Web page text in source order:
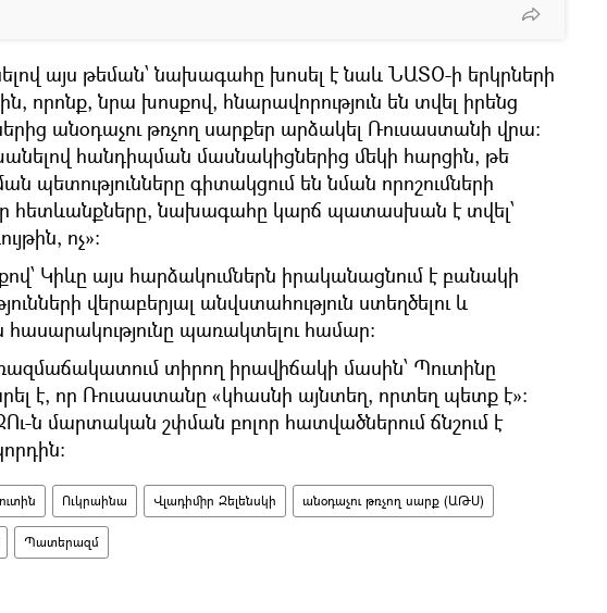
այս թեման՝ նախագահը խոսել է նաև ՆԱՏՕ-ի երկրների
որոնք, նրա խոսքով, հնարավորություն են տվել իրենց
անօդաչու թռչող սարքեր արձակել Ռուսաստանի վրա:
հանդիպման մասնակիցներից մեկի հարցին, թե
պետությունները գիտակցում են նման որոշումների
հետևանքները, նախագահը կարճ պատասխան է տվել՝
ոչ»։
Կիևը այս հարձակումներն իրականացնում է բանակի
վերաբերյալ անվստահություն ստեղծելու և
հասարակությունը պառակտելու համար։
տիրող իրավիճակի մասին՝ Պուտինը
է, որ Ռուսաստանը «կհասնի այնտեղ, որտեղ պետք է»:
ն մարտական շփման բոլոր հատվածներում ճնշում է
Ուկրաինա Վլադիմիր Զելենսկի անօդաչու թռչող սարք (ԱԹՍ)
Պատերազմ